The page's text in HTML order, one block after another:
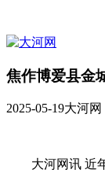
焦作博爱县金
2025-05-19大河网
大河网讯 近